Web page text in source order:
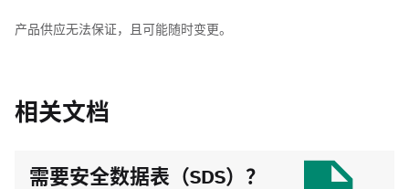
产品供应无法保证，且可能随时变更。
相关文档
需要安全数据表（SDS）？